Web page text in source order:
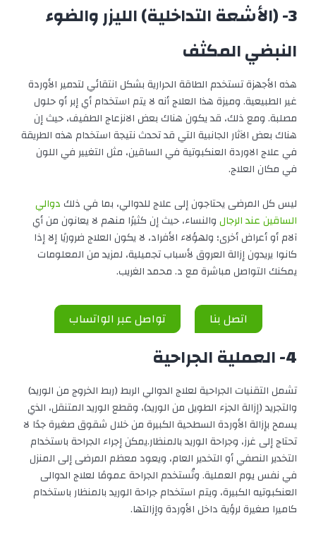
3- (الأشعة التداخلية) الليزر والضوء
النبضي المكثف
هذه الأجهزة تستخدم الطاقة الحرارية بشكل انتقائي لتدمير الأوردة
غير الطبيعية. وميزة هذا العلاج أنه لا يتم استخدام أي إبر أو حلول
مصلبة. ومع ذلك، قد يكون هناك بعض الانزعاج الطفيف، حيث إن
هناك بعض الآثار الجانبية التي قد تحدث نتيجة استخدام هذه الطريقة
في علاج الاوردة العنكبوتية في الساقين، مثل التغيير في اللون
في مكان العلاج.
ليس كل المرضى يحتاجون إلى علاج للدوالي، بما في ذلكدوالي
الساقين عند الرجالوالنساء، حيث إن كثيرًا منهم لا يعانون من أي
آلام أو أعراض أخرى؛ ولهؤلاء الأفراد، لا يكون العلاج ضروريًا إلا إذا
كانوا يريدون إزالة العروق لأسباب تجميلية، لمزيد من المعلومات
يمكنك التواصل مباشرة مع د. محمد الغريب.
اتصل بنا تواصل عبر الواتساب
4- العملية الجراحية
تشمل التقنيات الجراحية لعلاج الدوالي الربط (ربط الخروج من الوريد)
والتجريد (إزالة الجزء الطويل من الوريد)، وقطع الوريد المتنقل، الذي
يسمح بإزالة الأوردة السطحية الكبيرة من خلال شقوق صغيرة جدًا لا
تحتاج إلى غرز، وجراحة الوريد بالمنظار.يمكن إجراء الجراحة باستخدام
التخدير النصفي أو التخدير العام، ويعود معظم المرضى إلى المنزل
في نفس يوم العملية. وتُستخدم الجراحة عمومًا لعلاج الدوالى
العنكبوتيه الكبيرة، ويتم استخدام جراحة الوريد بالمنظار باستخدام
كاميرا صغيرة لرؤية داخل الأوردة وإزالتها.